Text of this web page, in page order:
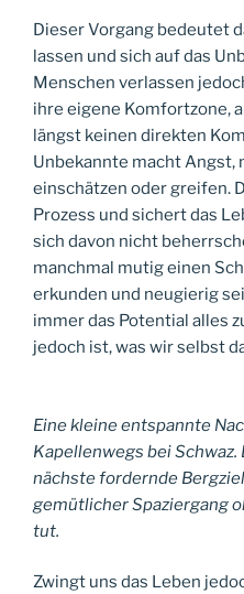
Dieser Vorgang bedeutet
lassen und sich auf das
Menschen verlassen
ihre eigene Komfortzone,
längst keinen direkten
Unbekannte macht Angst,
einschätzen oder greifen.
Prozess und sichert das
sich davon nicht
manchmal mutig einen
erkunden und neugierig
immer das Potential alles
jedoch ist, was wir selbst
Eine kleine entspannte
Kapellenwegs bei
nächste fordernde
gemütlicher Spaziergang
tut.
Zwingt uns das Leben